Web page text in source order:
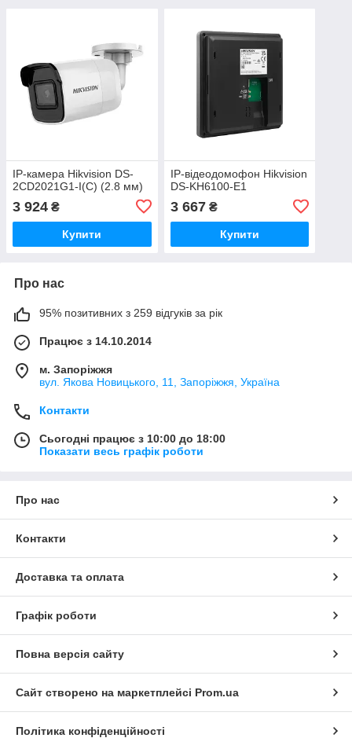
IP-камера Hikvision DS-
2CD2021G1-I(C) (2.8 мм)
3 924 ₴
Купити
IP-відеодомофон Hikvision
DS-KH6100-E1
3 667₴
Купити
Про нас
95% позитивних з 259 відгуків за рік
Працює з 14.10.2014
м. Запоріжжя
вул. Якова Новицького, 11, Запоріжжя, Україна
Контакти
Сьогодні працює з 10:00 до 18:00
Показати весь графік роботи
Про нас
Контакти
Доставка та оплата
Графік роботи
Повна версія сайту
Сайт створено на маркетплейсі Prom.ua
Політика конфіденційності